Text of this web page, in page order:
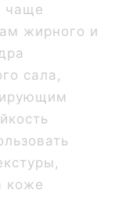
чаще
жирного и
сала,
коже